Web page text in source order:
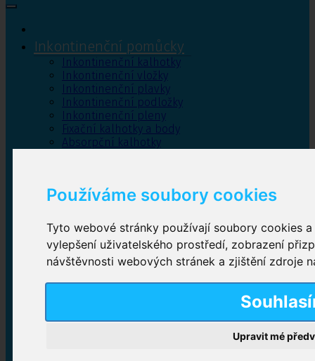
Používáme soubory cookies
Tyto webové stránky používají soubory cookies
vylepšení uživatelského prostředí, zobrazení
návštěvnosti webových stránek a zjištění zdroje
Upravit mé
Inkontinenční pomůcky
Inkontinenční kalhotky
Inkontinenční vložky
Inkontinenční plavky
Inkontinenční podložky
Inkontinenční pleny
Fixační kalhotky a body
Absorpční kalhotky
Inkontinenční kalhotky
Plenkové kalhotky navlékací,Plenkové kalhotky